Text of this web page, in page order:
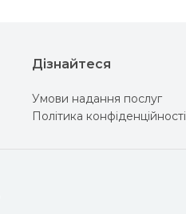
Дізнайтеся
Умови надання послуг
Політика конфіденційності